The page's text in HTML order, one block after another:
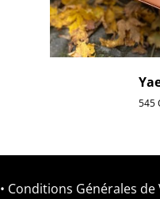
545
• Conditions Générales de